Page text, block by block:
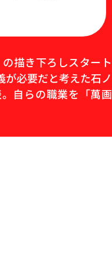
の描き下ろしスタート
が必要だと考えた石ノ
自らの職業を「萬画